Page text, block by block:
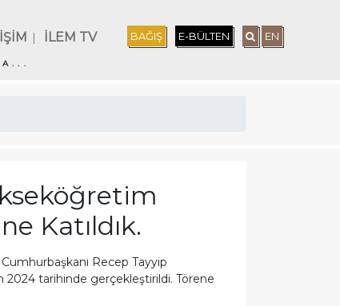
| İLEM TV BAĞIŞ E-BÜLTEN EN
Katıldık.
Cumhurbaşkanı Recep Tayyip
2024 tarihinde gerçekleştirildi. Törene